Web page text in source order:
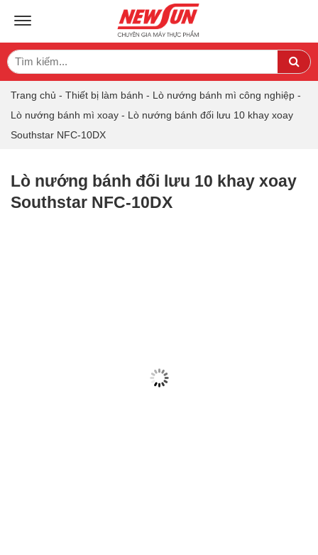
TOGGLE NAVIGATION
Search
for:
Trang chủ - Thiết bị làm bánh - Lò nướng bánh mì công nghiệp -
Lò nướng bánh mì xoay - Lò nướng bánh đối lưu 10 khay xoay
Southstar NFC-10DX
Lò nướng bánh đối lưu 10 khay xoay
Southstar NFC-10DX